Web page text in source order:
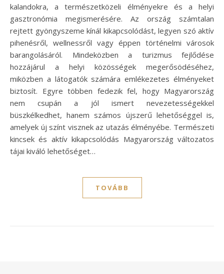
kalandokra, a természetközeli élményekre és a helyi
gasztronómia megismerésére. Az ország számtalan
rejtett gyöngyszeme kínál kikapcsolódást, legyen szó aktív
pihenésről, wellnessről vagy éppen történelmi városok
barangolásáról. Mindeközben a turizmus fejlődése
hozzájárul a helyi közösségek megerősödéséhez,
miközben a látogatók számára emlékezetes élményeket
biztosít. Egyre többen fedezik fel, hogy Magyarország
nem csupán a jól ismert nevezetességekkel
büszkélkedhet, hanem számos újszerű lehetőséggel is,
amelyek új színt visznek az utazás élményébe. Természeti
kincsek és aktív kikapcsolódás Magyarország változatos
tájai kiváló lehetőséget…
TOVÁBB